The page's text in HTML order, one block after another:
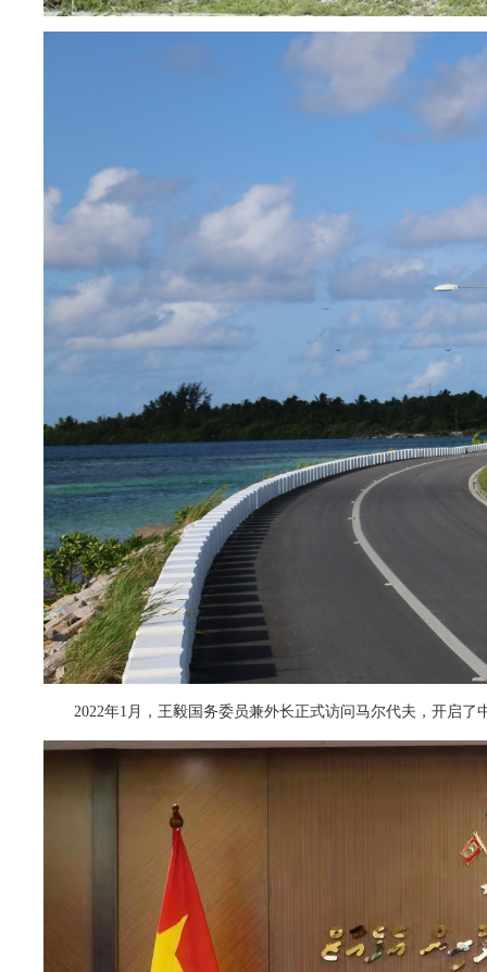
2022年1月，王毅国务委员兼外长正式访问马尔代夫，开启